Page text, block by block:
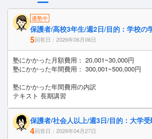
通塾中
保護者/高校3年生/週2日/目的：学校の
5回答日：2026年06月06日
塾にかかった月額費用： 20,001~30,000円
塾にかかった年間費用： 300,001~500,000円
塾にかかった年間費用の内訳
テキスト 長期講習
保護者/社会人以上/週3日/目的：大学
4回答日：2026年04月27日